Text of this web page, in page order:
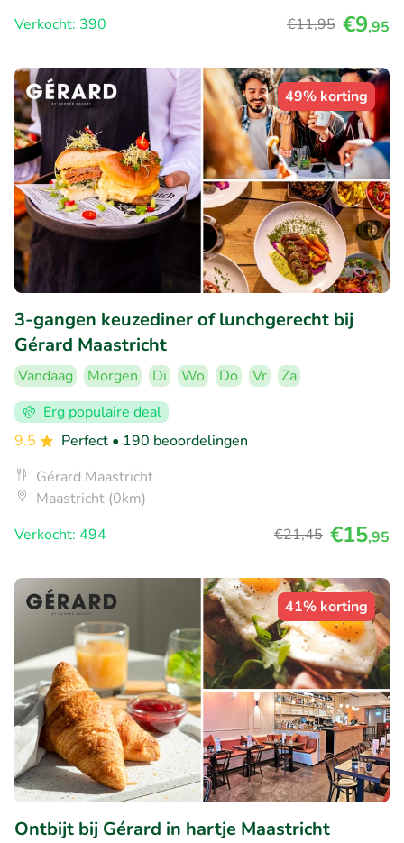
Verkocht: 390
€11,95 €9,95
49% korting
3-gangen keuzediner of lunchgerecht bij
Gérard Maastricht
Vandaag Morgen Di Wo Do Vr
Za
Erg populaire deal
9.5
Perfect • 190 beoordelingen
Gérard Maastricht
Maastricht (0km)
Verkocht: 494
€21,45 €15,95
41% korting
Ontbijt bij Gérard in hartje Maastricht